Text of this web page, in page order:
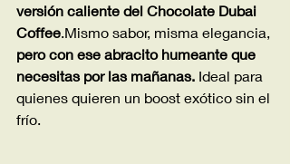
versión caliente del Chocolate Dubai
Coffee .Mismo sabor, misma elegancia,
pero con ese abracito humeante que
necesitas por las mañanas. Ideal para
quienes quieren un boost exótico sin el
frío.